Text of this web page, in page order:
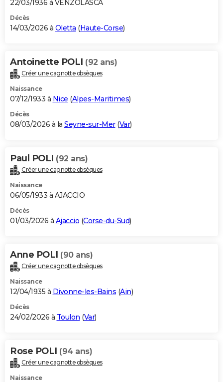
22/03/1936 à VENZOLASCA
Décès
14/03/2026 à Oletta (Haute-Corse)
Antoinette POLI (92 ans)
Créer une cagnotte obsèques
Naissance
07/12/1933 à Nice (Alpes-Maritimes)
Décès
08/03/2026 à la Seyne-sur-Mer(Var)
Paul POLI (92 ans)
Créer une cagnotte obsèques
Naissance
06/05/1933 à AJACCIO
Décès
01/03/2026 à Ajaccio (Corse-du-Sud)
Anne POLI (90 ans)
Créer une cagnotte obsèques
Naissance
12/04/1935 à Divonne-les-Bains (Ain)
Décès
24/02/2026 à Toulon (Var)
Rose POLI (94 ans)
Créer une cagnotte obsèques
Naissance